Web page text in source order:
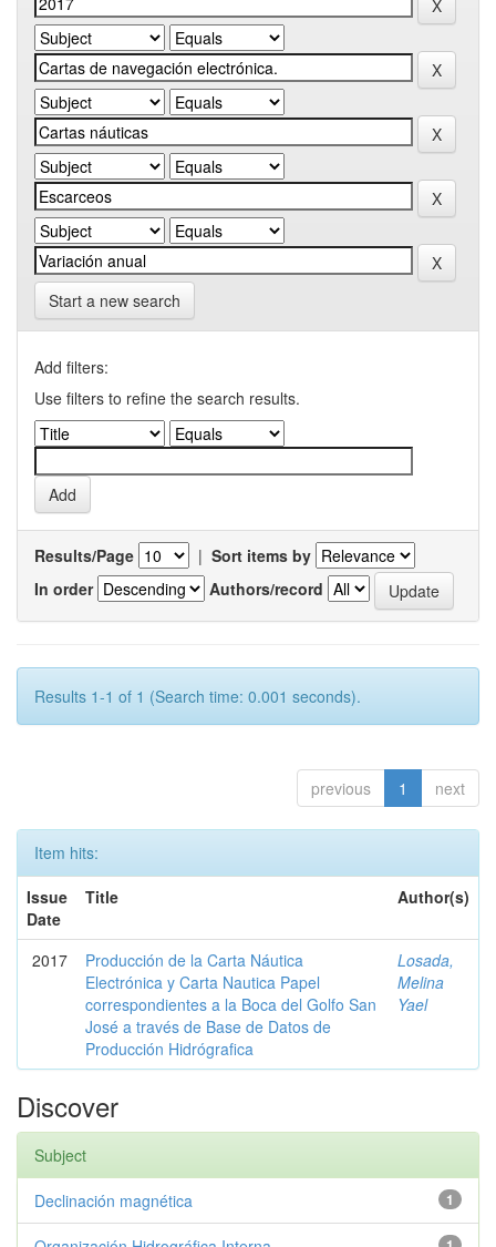
Start a new search
Add filters:
Use filters to refine the search results.
Results/Page | Sort items by
In order
Authors/record
Results 1-1 of 1 (Search time: 0.001 seconds).
previous 1 next
Item hits:
Issue
Date
Title Author(s)
2017
Producción de la Carta Náutica
Electrónica y Carta Nautica Papel
correspondientes a la Boca del Golfo San
José a través de Base de Datos de
Producción Hidrógrafica
Losada,
Melina
Yael
Discover
Subject
1
Declinación magnética